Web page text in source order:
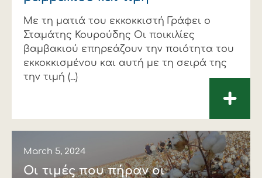
Financial data
Company structure
Innovation - Research and
Events
Contact
Exports
Conferences
Smart farming
Field consulting
Custom ginning
Supply chain
Textiles - Clothing
Company news
Με τη ματιά του εκκοκκιστή Γράφει ο
Σταμάτης Κουρούδης Οι ποικιλίες
βαμβακιού επηρεάζουν την ποιότητα του
εκκοκκισμένου και αυτή με τη σειρά της
την τιμή (...)
+
March 5, 2024
Οι τιμές που πήραν οι